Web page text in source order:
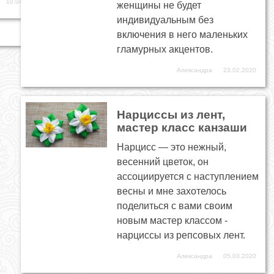
10.04.2009
женщины не будет
индивидуальным без
включения в него маленьких
гламурных акцентов.
Александра 23.02.2020
Нарциссы из лент,
мастер класс канзаши
Нарцисс — это нежный,
весенний цветок, он
ассоциируется с наступлением
весны и мне захотелось
поделиться с вами своим
новым мастер классом -
нарциссы из репсовых лент.
Александра 05.03.2020